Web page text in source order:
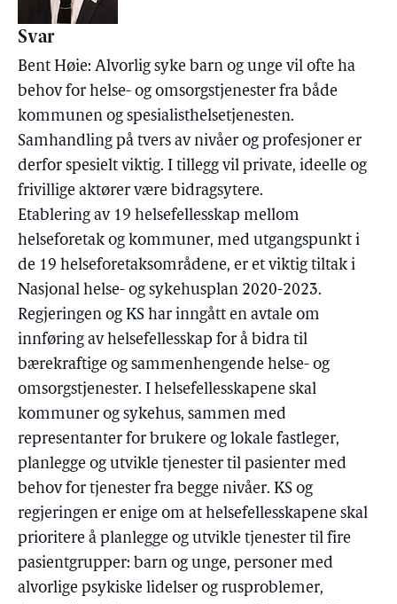
Svar
Bent Høie: Alvorlig syke barn og unge vil ofte ha
behov for helse- og omsorgstjenester fra både
kommunen og spesialisthelsetjenesten.
Samhandling på tvers av nivåer og profesjoner er
derfor spesielt viktig. I tillegg vil private, ideelle og
frivillige aktører være bidragsytere.
Etablering av 19 helsefellesskap mellom
helseforetak og kommuner, med utgangspunkt i
de 19 helseforetaksområdene, er et viktig tiltak i
Nasjonal helse- og sykehusplan 2020-2023.
Regjeringen og KS har inngått en avtale om
innføring av helsefellesskap for å bidra til
bærekraftige og sammenhengende helse- og
omsorgstjenester. I helsefellesskapene skal
kommuner og sykehus, sammen med
representanter for brukere og lokale fastleger,
planlegge og utvikle tjenester til pasienter med
behov for tjenester fra begge nivåer. KS og
regjeringen er enige om at helsefellesskapene skal
prioritere å planlegge og utvikle tjenester til fire
pasientgrupper: barn og unge, personer med
alvorlige psykiske lidelser og rusproblemer,